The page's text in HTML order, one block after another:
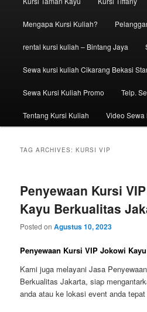
Mengapa Kursi Kuliah?
rental kursi kuliah – Bintang Jaya
Sewa kursi kuliah Cikarang Bekasi
Sewa Kursi Kuliah Promo Telp.
Tentang Kursi Kuliah Video Sewa
TAG ARCHIVES:KURSI VIP
Penyewaan Kursi
Kayu Berkualitas
Posted onAgustus 10, 2023
Penyewaan Kursi VIP Jokowi
Kami juga melayani Jasa
Berkualitas Jakarta, siap
anda atau ke lokasi event anda